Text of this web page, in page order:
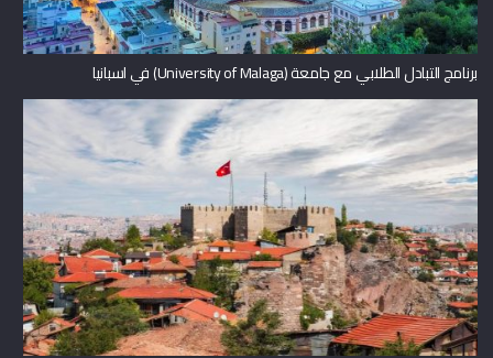
برنامج التبادل الطلابي مع جامعة (University of Malaga) في اسبانيا